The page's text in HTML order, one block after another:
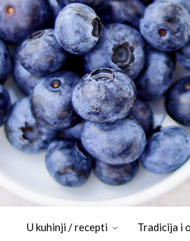
U kuhinji / recepti Tradicija i